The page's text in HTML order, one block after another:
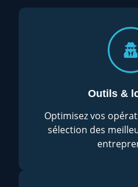
Outils &
Optimisez vos
sélection des